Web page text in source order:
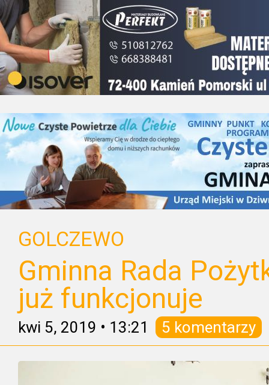
GOLCZEWO
Gminna Rada
już funkcjonuje
kwi 5, 2019 • 13:21 5 komentarzy